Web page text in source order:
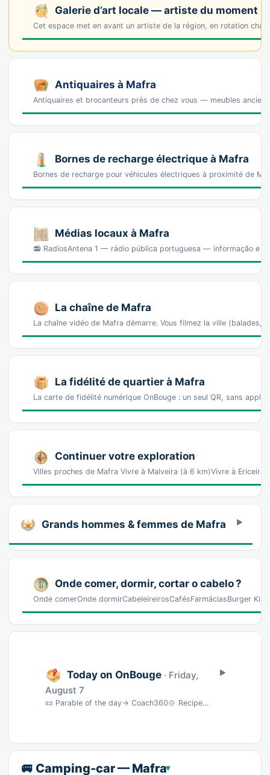
Galerie d’art locale — artiste du moment
Cet espace met en avant un artiste de la région, en rotation
Antiquaires à Mafra
Antiquaires et brocanteurs près de chez vous — meubles
Bornes de recharge électrique à Mafra
Bornes de recharge pour véhicules électriques à proximité de
Médias locaux à Mafra
📻 RadiosAntena 1 — rádio pública portuguesa — informação e
La chaîne de Mafra
La chaîne vidéo de Mafra démarre. Vous filmez la ville (balades,
La fidélité de quartier à Mafra
La carte de fidélité numérique OnBouge : un seul QR, sans appli
Continuer votre exploration
Villes proches de Mafra Vivre à Malveira (à 6 km)Vivre à Ericeira
Grands hommes & femmes de Mafra
Onde comer, dormir, cortar o cabelo ?
Onde comerOnde dormirCabeleireirosCafésFarmáciasBurger
Today on OnBouge · Friday,
August 7
📜 Parable of the day→ Coach360🍲 Recipe of the day→ BNC🎵 Song of the day→ musique🎨 Wate…
🚐 Camping-car — Mafra